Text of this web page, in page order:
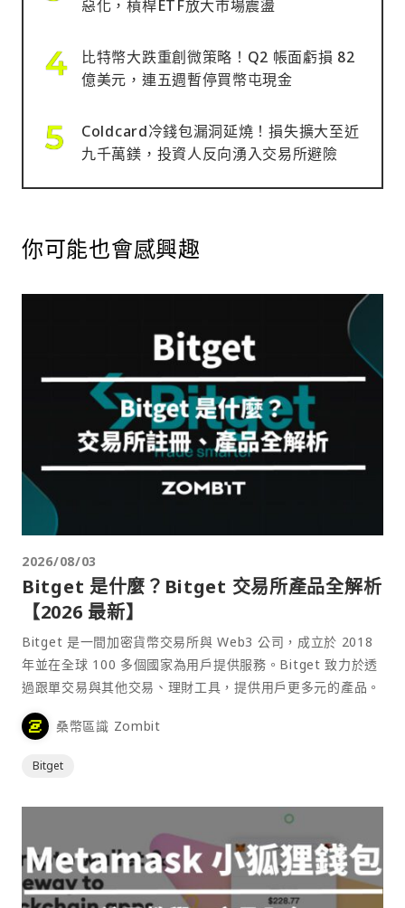
惡化，槓桿ETF放大市場震盪
比特幣大跌重創微策略！Q2 帳面虧損 82
億美元，連五週暫停買幣屯現金
Coldcard冷錢包漏洞延燒！損失擴大至近
九千萬鎂，投資人反向湧入交易所避險
你可能也會感興趣
2026/08/03
Bitget 是什麼？Bitget 交易所產品全解析
【2026 最新】
Bitget 是一間加密貨幣交易所與 Web3 公司，成立於 2018
年並在全球 100 多個國家為用戶提供服務。Bitget 致力於透
過跟單交易與其他交易、理財工具，提供用戶更多元的產品。
桑幣區識 Zombit
Bitget